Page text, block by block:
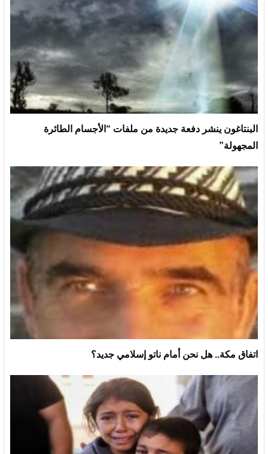
البنتاغون ينشر دفعة جديدة من ملفات “الأجسام الطائرة
المجهولة”
اتفاق مكة.. هل نحن أمام ناتو إسلامي جديد؟